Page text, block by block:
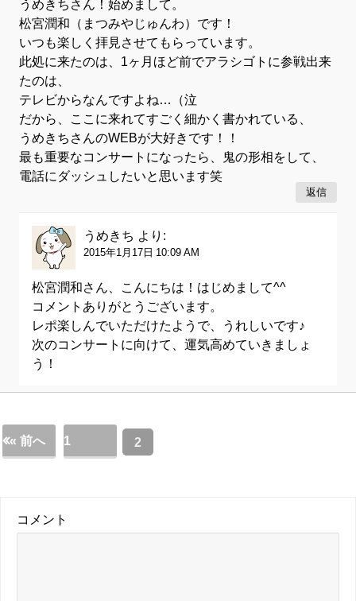
うめきちさん！始めまして。
松宮潤和（まつみやじゅんわ）です！
いつも楽しく拝見させてもらっています。
此処に来たのは、1ヶ月ほど前でアラシゴトに参戦出来
たのは、
テレビからなんですよね…（泣
だから、ここに来れてすごく細かく書かれている、
うめきちさんのWEBが大好きです！！
最も重要なコンサートになったら、鬼の形相をして、
電話にダッシュしたいと思います笑
返信
うめきち より:
2015年1月17日 10:09 AM
松宮潤和さん、こんにちは！はじめまして^^
コメントありがとうございます。
レポ楽しんでいただけたようで、うれしいです♪
次のコンサートに向けて、運気高めていきましょ
う！
« 前へ 1 2
コメント